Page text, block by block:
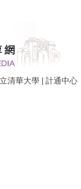
清華大學 計通中心